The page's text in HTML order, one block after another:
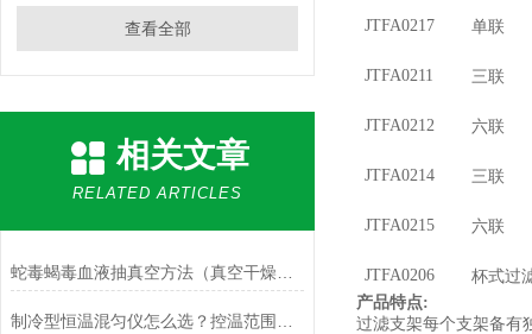
查看全部
相关文章
RELATED ARTICLES
JTFA0217 单联
JTFA0211 三联
JTFA0212 六联
JTFA0214 三联
JTFA0215 六联
JTFA0206
杯式过
产品特点:
过滤支架每个支架备有